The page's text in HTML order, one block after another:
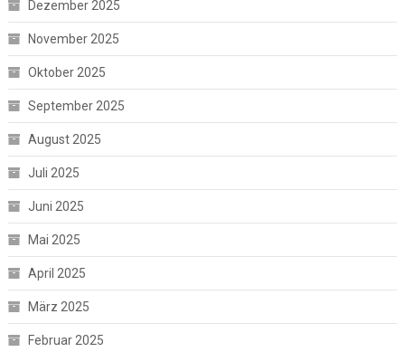
Dezember 2025
November 2025
Oktober 2025
September 2025
August 2025
Juli 2025
Juni 2025
Mai 2025
April 2025
März 2025
Februar 2025